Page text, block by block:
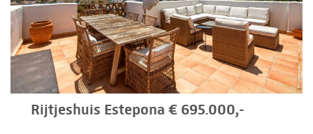
Rijtjeshuis Estepona € 695.000,-